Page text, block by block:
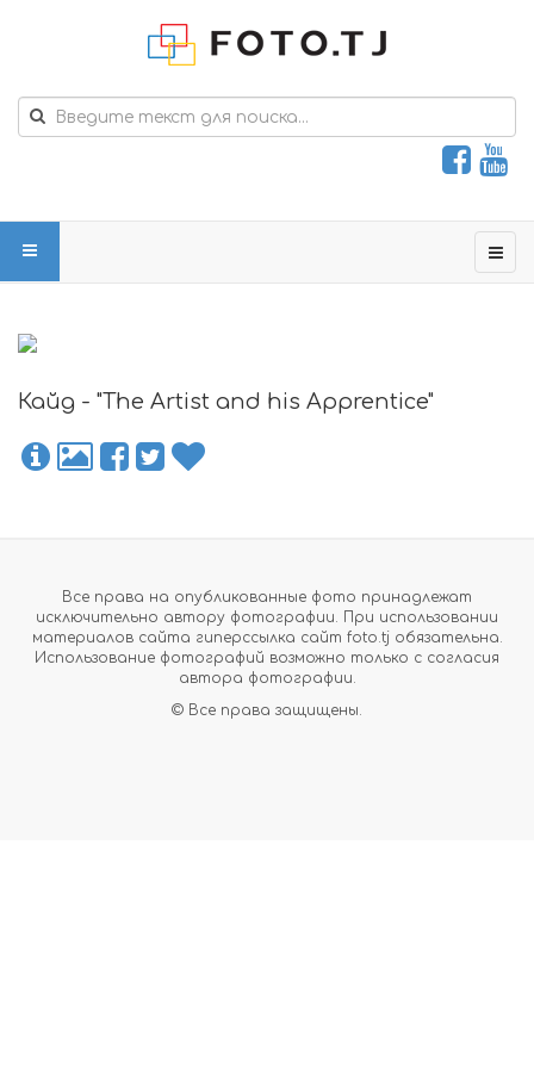
Кайд - "The Artist and his Apprentice"
Все права на опубликованные фото принадлежат
исключительно автору фотографии. При использовании
материалов сайта гиперссылка сайт foto.tj обязательна.
Использование фотографий возможно только с согласия
автора фотографии.
© Все права защищены.